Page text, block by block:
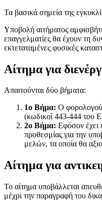
Τα βασικά σημεία της
Υποβολή αιτήματος
επαγγελματίες θα έχουν τη
εκτεταταμένες φυσικές
Αίτημα για
Απαιτούνται δύο βήματα:
1ο Βήμα: Ο
(κωδικοί 443-444 του
2ο Βήμα: Εφόσον έχει
προθεσμίας για την
μελών, τα οποία θα
Αίτημα για
Το αίτημα υποβάλλεται
μέχρι την παραγραφή του